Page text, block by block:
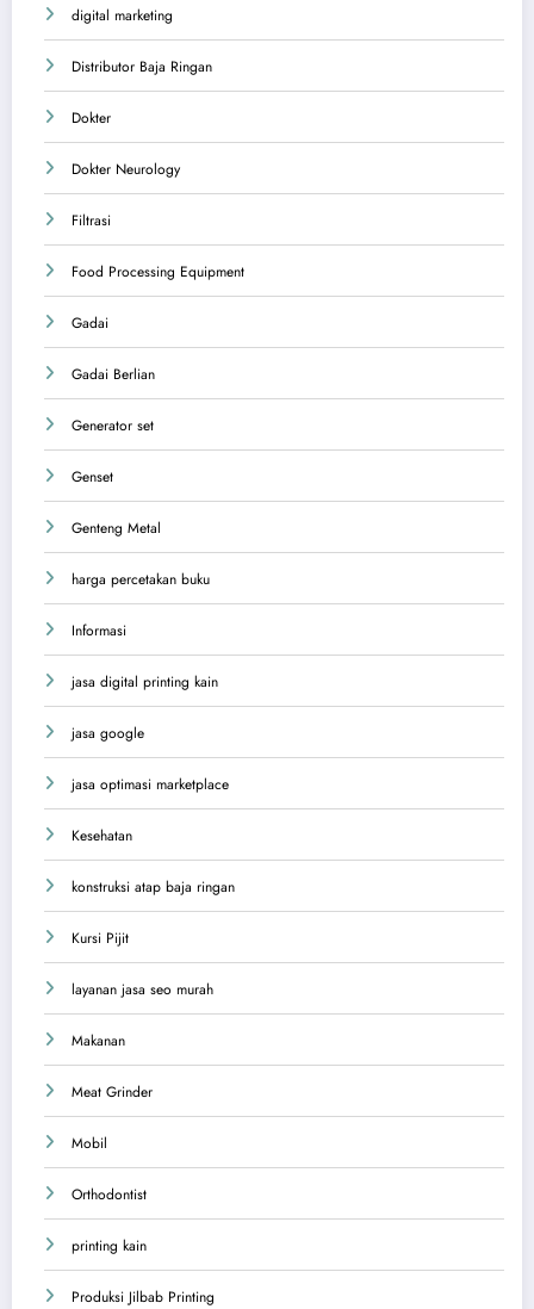
digital marketing
Distributor Baja Ringan
Dokter
Dokter Neurology
Filtrasi
Food Processing Equipment
Gadai
Gadai Berlian
Generator set
Genset
Genteng Metal
harga percetakan buku
Informasi
jasa digital printing kain
jasa google
jasa optimasi marketplace
Kesehatan
konstruksi atap baja ringan
Kursi Pijit
layanan jasa seo murah
Makanan
Meat Grinder
Mobil
Orthodontist
printing kain
Produksi Jilbab Printing